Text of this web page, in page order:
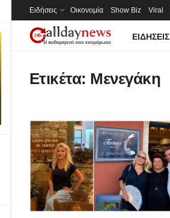
Ειδήσεις Οικονομία Show Biz Viral
ΕΙΔΉΣΕΙΣ
Ετικέτα: Μενεγάκη